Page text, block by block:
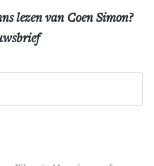
lezen van Coen Simon?